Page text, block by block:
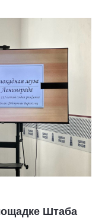
Штаба